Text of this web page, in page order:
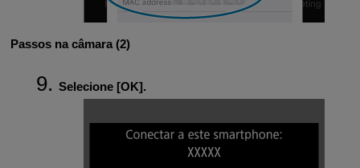
Passos na câmara (2)
Selecione [OK].